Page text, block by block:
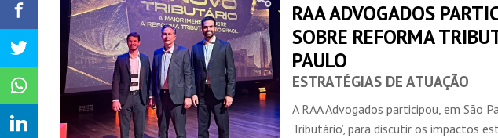
RAA ADVOGADOS
SOBRE REFORMA
PAULO
ESTRATÉGIAS DE ATUAÇÃO
A RAA Advogados participou, em São
Tributário’, para discutir os impactos